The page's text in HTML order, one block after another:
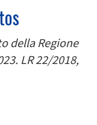
della Regione
LR 22/2018,